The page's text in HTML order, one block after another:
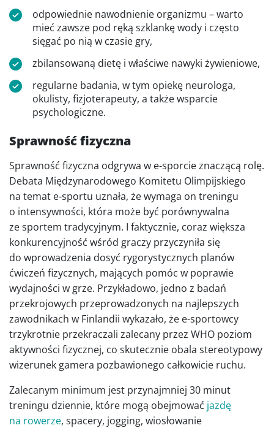
odpowiednie nawodnienie organizmu – warto
mieć zawsze pod ręką szklankę wody i często
sięgać po nią w czasie gry,
zbilansowaną dietę i właściwe nawyki żywieniowe,
regularne badania, w tym opiekę neurologa,
okulisty, fizjoterapeuty, a także wsparcie
psychologiczne.
Sprawność fizyczna
Sprawność fizyczna odgrywa w e-sporcie znaczącą rolę.
Debata Międzynarodowego Komitetu Olimpijskiego
na temat e-sportu uznała, że wymaga on treningu
o intensywności, która może być porównywalna
ze sportem tradycyjnym. I faktycznie, coraz większa
konkurencyjność wśród graczy przyczyniła się
do wprowadzenia dosyć rygorystycznych planów
ćwiczeń fizycznych, mających pomóc w poprawie
wydajności w grze. Przykładowo, jedno z badań
przekrojowych przeprowadzonych na najlepszych
zawodnikach w Finlandii wykazało, że e-sportowcy
trzykrotnie przekraczali zalecany przez WHO poziom
aktywności fizycznej, co skutecznie obala stereotypowy
wizerunek gamera pozbawionego całkowicie ruchu.
Zalecanym minimum jest przynajmniej 30 minut
treningu dziennie, które mogą obejmować jazdę
na rowerze, spacery, jogging, wiosłowanie